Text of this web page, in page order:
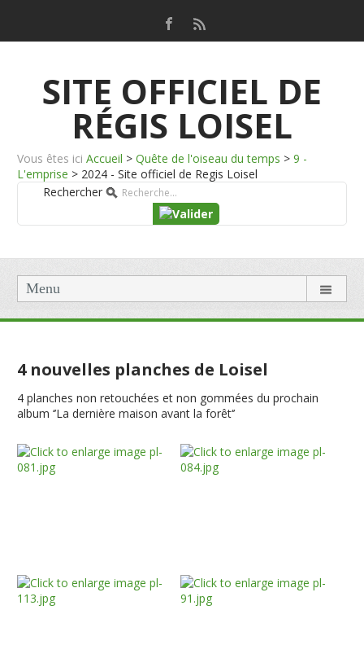
SITE OFFICIEL DE
RÉGIS LOISEL
Vous êtes ici Accueil > Quête de l'oiseau du temps > 9 -
L'emprise > 2024 - Site officiel de Regis Loisel
Rechercher
Menu
4 nouvelles planches de Loisel
4 planches non retouchées et non gommées du prochain
album ‘’La dernière maison avant la forêt‘’